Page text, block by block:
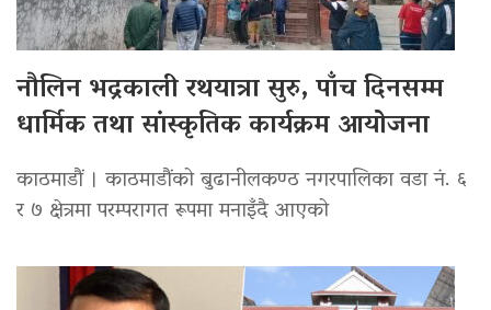
नौलिन भद्रकाली रथयात्रा सुरु, पाँच दिनसम्म
धार्मिक तथा सांस्कृतिक कार्यक्रम आयोजना
काठमाडौं । काठमाडौंको बुढानीलकण्ठ नगरपालिका वडा नं. ६
र ७ क्षेत्रमा परम्परागत रूपमा मनाइँदै आएको